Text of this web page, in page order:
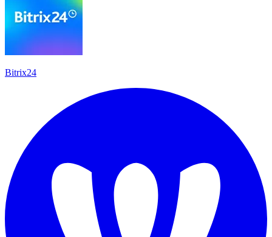
Bitrix24